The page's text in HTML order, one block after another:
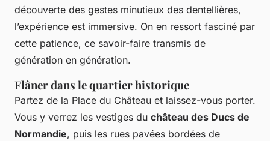
découverte des gestes minutieux des dentellières,
l’expérience est immersive. On en ressort fasciné par
cette patience, ce savoir-faire transmis de
génération en génération.
Flâner dans le quartier historique
Partez de la Place du Château et laissez-vous porter.
Vous y verrez les vestiges du château des Ducs de
Normandie, puis les rues pavées bordées de